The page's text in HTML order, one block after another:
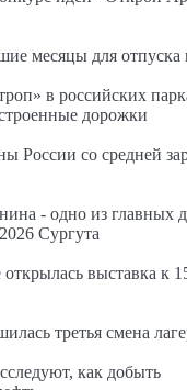
месяцы для отпуска
в российских
дорожки
России со средней
- одно из главных
Сургута
выставка к
третья смена
как добыть